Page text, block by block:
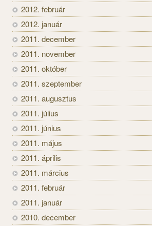
2012. február
2012. január
2011. december
2011. november
2011. október
2011. szeptember
2011. augusztus
2011. július
2011. június
2011. május
2011. április
2011. március
2011. február
2011. január
2010. december